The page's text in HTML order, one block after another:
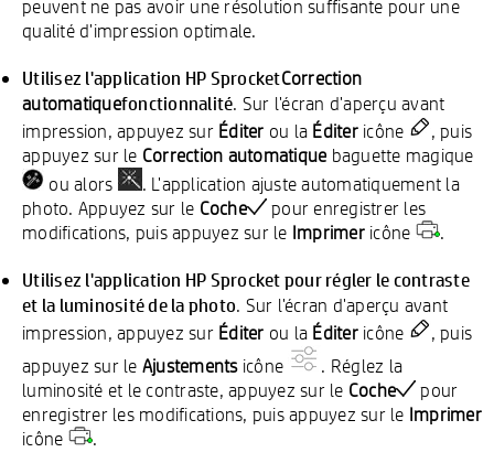
peuvent ne pas avoir une résolution suffisante pour une
qualité d'impression optimale.
Utilisez l'application HP SprocketCorrection
automatiquefonctionnalité. Sur l'écran d'aperçu avant
impression, appuyez sur Éditer ou la Éditericône
, puis
appuyez sur le Correction automatique baguette magique
ou alors
. L'application ajuste automatiquement la
photo. Appuyez sur le Coche
pour enregistrer les
modifications, puis appuyez sur le Imprimericône .
Utilisez l'application HP Sprocket pour régler le contraste
et la luminosité de la photo. Sur l'écran d'aperçu avant
impression, appuyez sur Éditer ou la Éditericône
, puis
appuyez sur le Ajustementsicône
. Réglez la
luminosité et le contraste, appuyez sur le Coche
pour
enregistrer les modifications, puis appuyez sur le Imprimer
icône
.